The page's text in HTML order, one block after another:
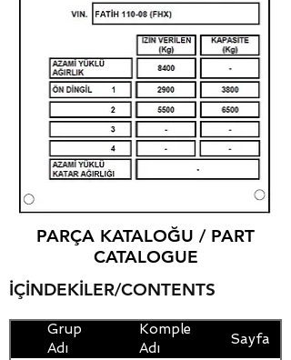
PARÇA KATALOĞU / PART
CATALOGUE
İÇİNDEKİLER/CONTENTS
Grup
Adı
Komple
Adı
Sayfa